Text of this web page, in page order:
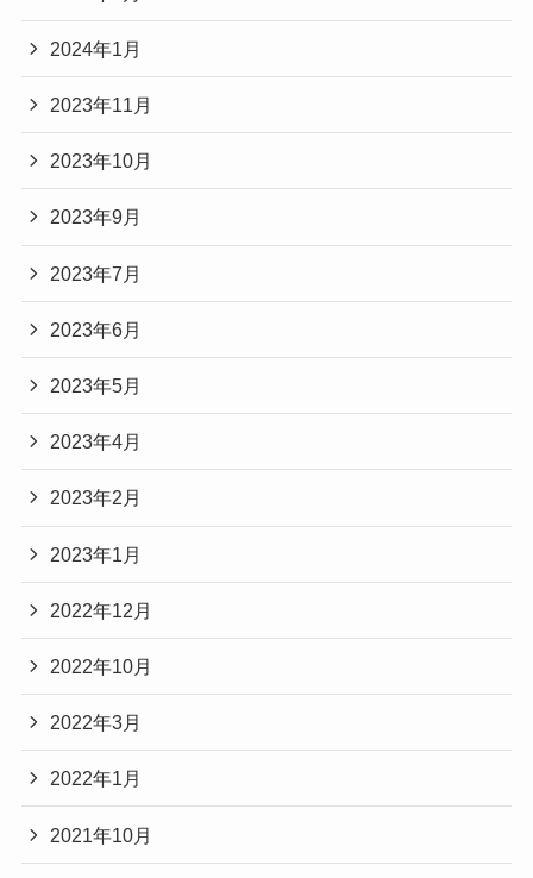
2024年1月
2023年11月
2023年10月
2023年9月
2023年7月
2023年6月
2023年5月
2023年4月
2023年2月
2023年1月
2022年12月
2022年10月
2022年3月
2022年1月
2021年10月